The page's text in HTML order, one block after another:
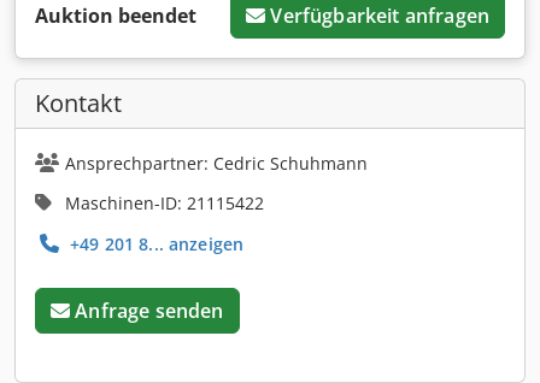
Auktion beendet Verfügbarkeit anfragen
Kontakt
Ansprechpartner: Cedric Schuhmann
Maschinen-ID: 21115422
+49 201 8... anzeigen
Anfrage senden